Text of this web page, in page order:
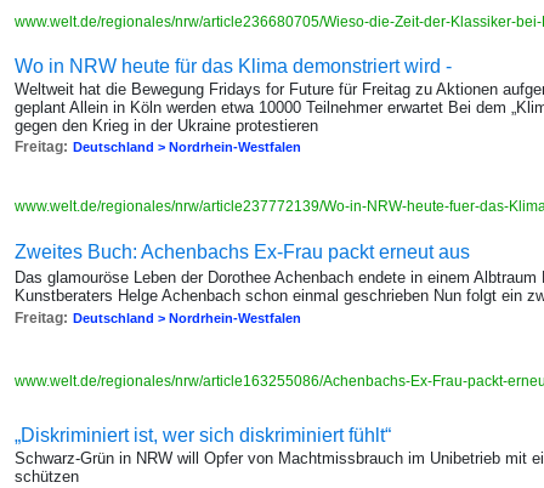
www.welt.de/regionales/nrw/article236680705/Wieso-die-Zeit-der-Klassiker-
Wo in NRW heute für das Klima demonstriert wird -
Weltweit hat die Bewegung Fridays for Future für Freitag zu Aktionen
geplant Allein in Köln werden etwa 10000 Teilnehmer erwartet Bei dem
gegen den Krieg in der Ukraine protestieren
Freitag: Deutschland > Nordrhein-Westfalen
www.welt.de/regionales/nrw/article237772139/Wo-in-NRW-heute-fuer-das-
Zweites Buch: Achenbachs Ex-Frau packt erneut aus
Das glamouröse Leben der Dorothee Achenbach endete in einem
Kunstberaters Helge Achenbach schon einmal geschrieben Nun folgt ein
Freitag: Deutschland > Nordrhein-Westfalen
www.welt.de/regionales/nrw/article163255086/Achenbachs-Ex-Frau-packt-
„Diskriminiert ist, wer sich diskriminiert fühlt“
Schwarz-Grün in NRW will Opfer von Machtmissbrauch im Unibetrieb mit
schützen